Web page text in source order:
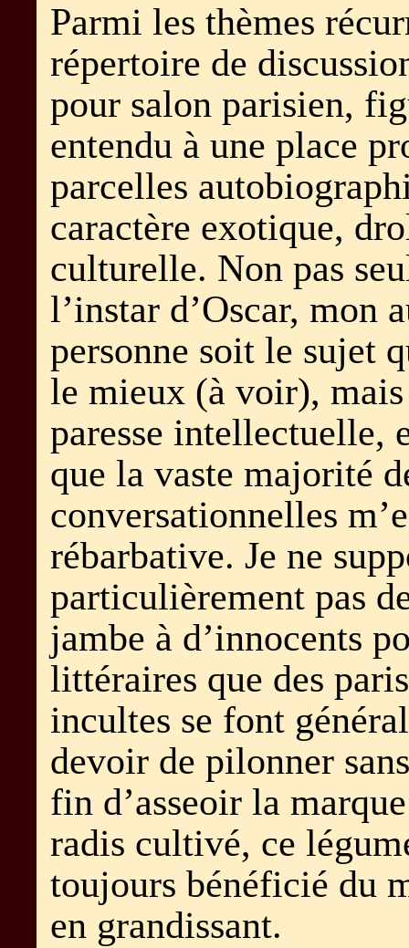
Parmi les thèmes
répertoire de
pour salon parisien,
entendu à une place
parcelles
caractère exotique,
culturelle. Non pas
l’instar d’Oscar, mon
personne soit le sujet
le mieux (à voir),
paresse intellectuelle,
que la vaste majorité
conversationnelles
rébarbative. Je ne
particulièrement pas
jambe à d’innocents
littéraires que des
incultes se font
devoir de pilonner
fin d’asseoir la
radis cultivé, ce
toujours bénéficié du
en grandissant.